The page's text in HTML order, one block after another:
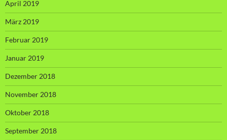
April 2019
März 2019
Februar 2019
Januar 2019
Dezember 2018
November 2018
Oktober 2018
September 2018